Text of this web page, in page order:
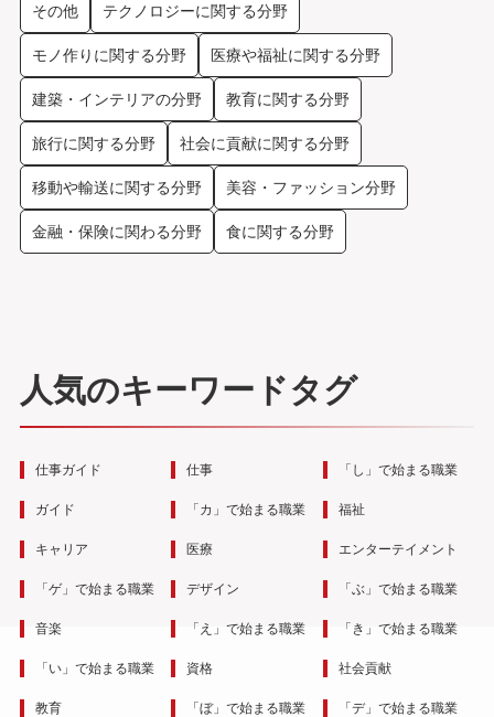
その他 テクノロジーに関する分野
モノ作りに関する分野 医療や福祉に関する分野
建築・インテリアの分野 教育に関する分野
旅行に関する分野 社会に貢献に関する分野
移動や輸送に関する分野 美容・ファッション分野
金融・保険に関わる分野 食に関する分野
人気のキーワードタグ
仕事ガイド 仕事 「し」で始まる職業
ガイド 「カ」で始まる職業 福祉
キャリア 医療 エンターテイメント
「ゲ」で始まる職業 デザイン 「ぶ」で始まる職業
音楽 「え」で始まる職業 「き」で始まる職業
「い」で始まる職業 資格 社会貢献
教育 「ぼ」で始まる職業 「デ」で始まる職業